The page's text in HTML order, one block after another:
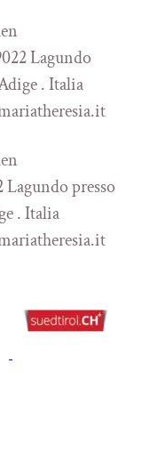
Lagundo
. Italia
Lagundo presso
. Italia